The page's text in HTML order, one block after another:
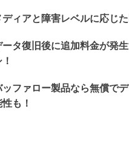
ディアと障害レベルに応じ
ータ復旧後に追加料金が発
ッファロー製品なら無償で
も！